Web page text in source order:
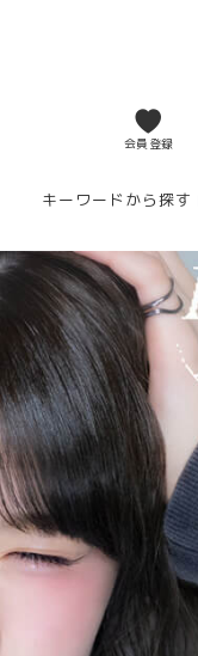
会員登録
キーワードから探す